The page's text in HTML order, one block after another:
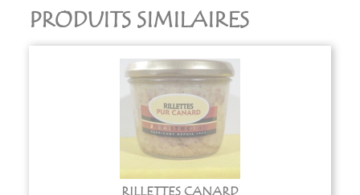
PRODUITS SIMILAIRES